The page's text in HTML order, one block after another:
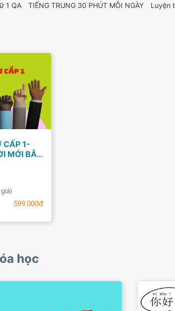
1 QA TIẾNG TRUNG 30 PHÚT MỖI NGÀY Luyện
CẤP 1-
MỚI BẮT
599.000đ
học